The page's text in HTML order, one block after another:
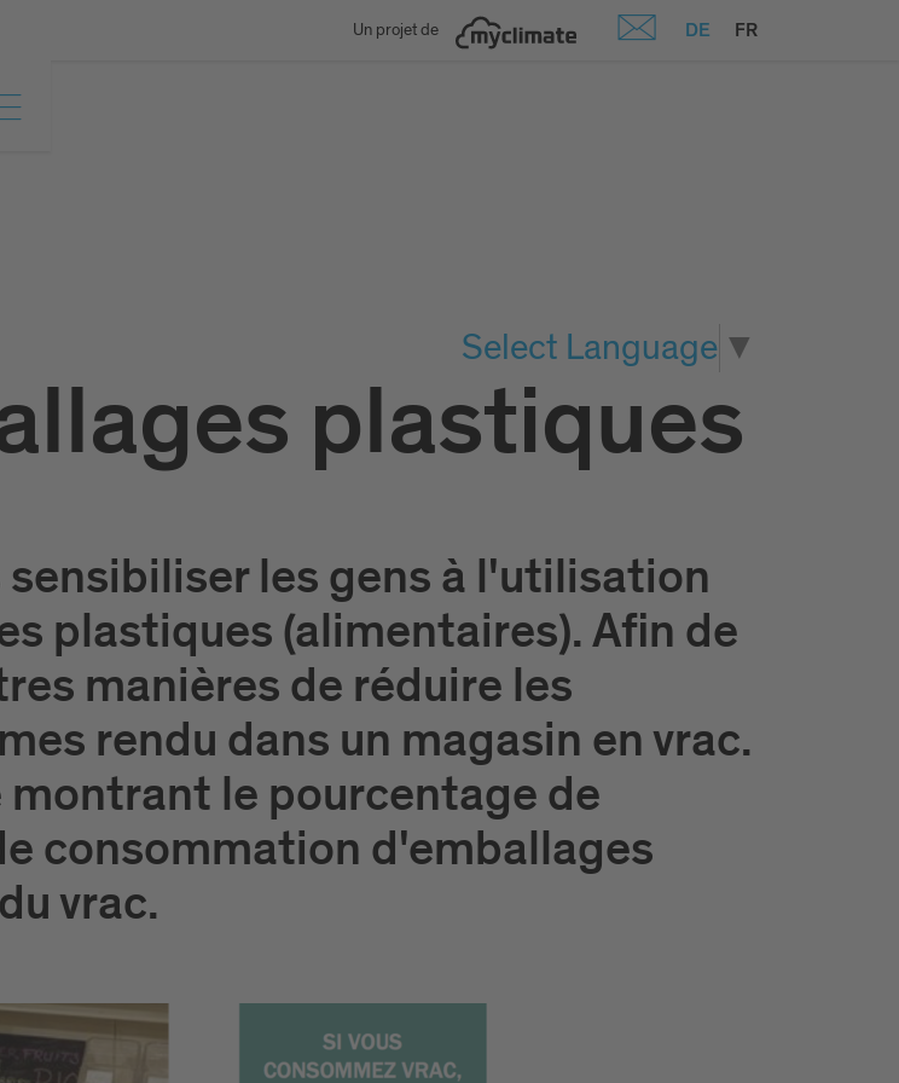
Un projet de DE FR
Select Language ▼
plastiques
les gens à l'utilisation
plastiques (alimentaires). Afin de
manières de réduire les
rendu dans un magasin en vrac.
montrant le pourcentage de
consommation d'emballages
vrac.